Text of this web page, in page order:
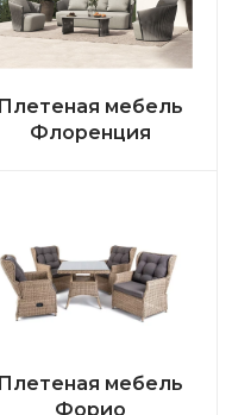
Плетеная мебель
Флоренция
Плетеная мебель
Форио